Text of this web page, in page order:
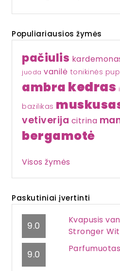
Populiariausios žymės
pačiulis
juoda vanilė tonikinės
ambra kedras
bazilikas
vetiverija citrina
bergamotė
Visos žymės
Paskutiniai įvertinti
9.0
Kvapusis
Stronger
9.0